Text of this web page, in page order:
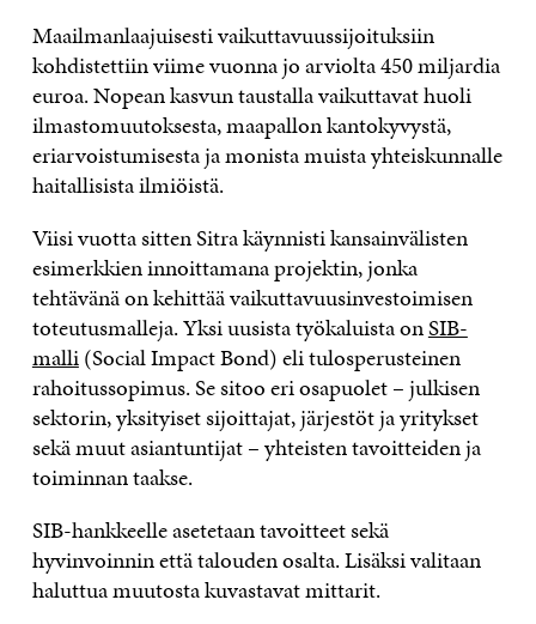
Maailmanlaajuisesti vaikuttavuussijoituksiin
kohdistettiin viime vuonna jo arviolta 450 miljardia
euroa. Nopean kasvun taustalla vaikuttavat huoli
ilmastomuutoksesta, maapallon kantokyvystä,
eriarvoistumisesta ja monista muista yhteiskunnalle
haitallisista ilmiöistä.
Viisi vuotta sitten Sitra käynnisti kansainvälisten
esimerkkien innoittamana projektin, jonka
tehtävänä on kehittää vaikuttavuusinvestoimisen
toteutusmalleja. Yksi uusista työkaluista onSIB-
malli(Social Impact Bond) eli tulosperusteinen
rahoitussopimus. Se sitoo eri osapuolet – julkisen
sektorin, yksityiset sijoittajat, järjestöt ja yritykset
sekä muut asiantuntijat – yhteisten tavoitteiden ja
toiminnan taakse.
SIB-hankkeelle asetetaan tavoitteet sekä
hyvinvoinnin että talouden osalta. Lisäksi valitaan
haluttua muutosta kuvastavat mittarit.